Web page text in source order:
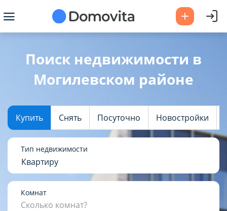
Поиск недвижимости в
Могилевском районе
Купить Снять Посуточно Новостройки
Тип недвижимости
Квартиру
Комнат
Сколько комнат?
Да Выбрать город